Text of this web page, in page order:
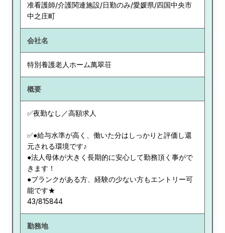
准看護師/介護関連施設/日勤のみ/愛媛県/四国中央市
中之庄町
会社名
特別養護老人ホーム萬翠荘
概要
✅夜勤なし／高額求人
✅●給与水準が高く、働いた分はしっかりと評価し還
元される環境です♪
●法人母体が大きく長期的に安心して勤務頂く事がで
きます！
●ブランクがある方、経験の少ない方もエントリー可
能です★
43/815844
勤務地